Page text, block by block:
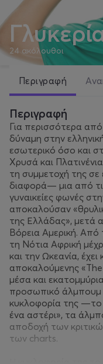
24 ακόλουθοι
Περιγραφή
Περιγραφή
Για περισσότερα από
δύναμη στην
εσωτερικό όσο και
Χρυσά και
τη συμμετοχή της σε
διαφορά— μια από
γυναικείες φωνές
αποκαλούσαν
της Ελλάδας», μετά
Βόρεια Αμερική. Από
τη Νότια Αφρική
και την Ωκεανία, έχει
αποκαλούμενης
μέσα και
προσωπικό άλμπουμ
κυκλοφορία της
ένα αστέρι», τα
αποδοχή των
των charts.